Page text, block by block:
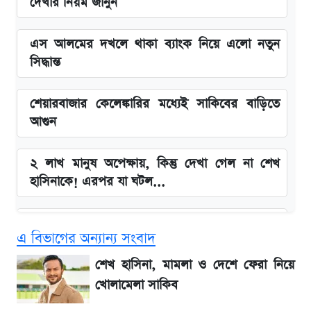
এস আলমের দখলে থাকা ব্যাংক নিয়ে এলো নতুন
সিদ্ধান্ত
শেয়ারবাজার কেলেঙ্কারির মধ্যেই সাকিবের বাড়িতে
আগুন
২ লাখ মানুষ অপেক্ষায়, কিন্তু দেখা গেল না শেখ
হাসিনাকে! এরপর যা ঘটল...
Redmi K80 নিয়ে আপডেট
বাংলাদেশ নিয়ে যা বললেন সজীব ওয়াজেদ জয়
এ বিভাগের অন্যান্য সংবাদ
শেখ হাসিনা, মামলা ও দেশে ফেরা নিয়ে
খোলামেলা সাকিব